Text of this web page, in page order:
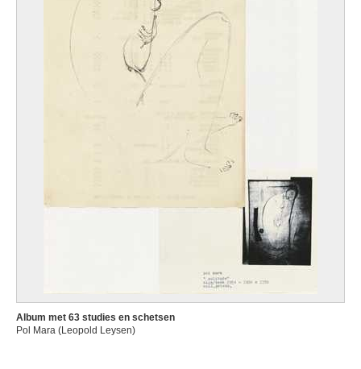
Album met 63 studies en schetsen
Pol Mara (Leopold Leysen)